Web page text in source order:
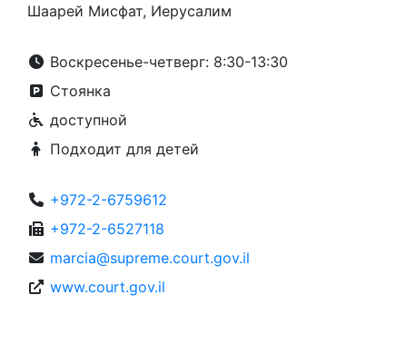
Шаарей Мисфат, Иерусалим
Воскресенье-четверг: 8:30-13:30
Стоянка
доступной
Подходит для детей
+972-2-6759612
+972-2-6527118
marcia@supreme.court.gov.il
www.court.gov.il